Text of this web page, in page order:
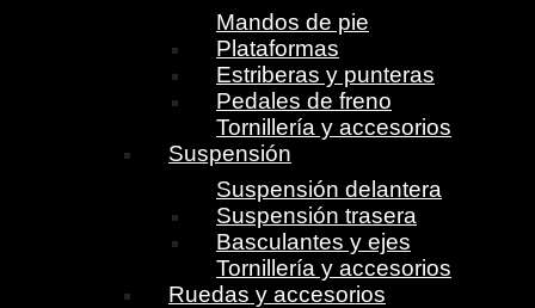
Mandos de pie
Plataformas
Estriberas y punteras
Pedales de freno
Tornillería y accesorios
Suspensión
Suspensión delantera
Suspensión trasera
Basculantes y ejes
Tornillería y accesorios
Ruedas y accesorios